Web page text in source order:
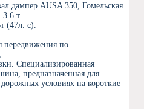
дампер AUSA 350, Гомельская
т.
(47л. с).
передвижения по
Специализированная
предназначенная для
условиях на короткие